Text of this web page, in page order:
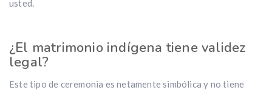
usted.
¿El matrimonio indígena tiene validez
legal?
Este tipo de ceremonia es netamente simbólica y no tiene